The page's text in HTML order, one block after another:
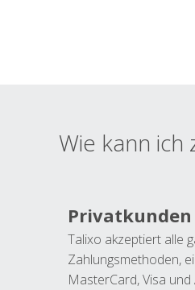
Wie kann ich
Privatkunden
Talixo akzeptiert alle
Zahlungsmethoden,
MasterCard, Visa und